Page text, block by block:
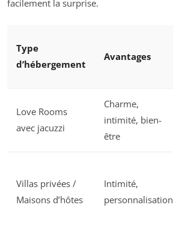
facilement la surprise.
Type
d’hébergement
Avantages
Love Rooms
avec jacuzzi
Charme,
intimité, bien-
être
Villas privées /
Maisons d’hôtes
Intimité,
personnalisation